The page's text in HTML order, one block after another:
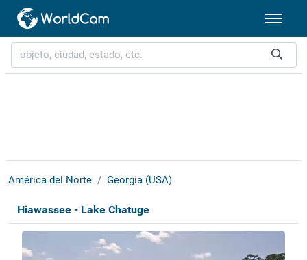
América del Norte Georgia (USA)
Hiawassee - Lake Chatuge